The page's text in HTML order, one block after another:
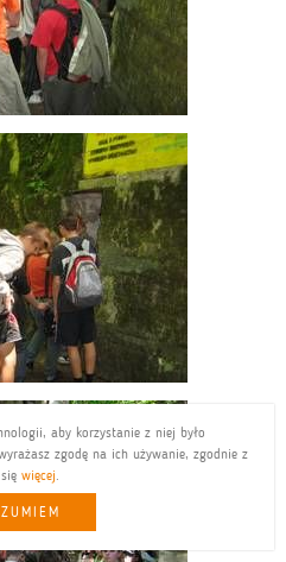
aby korzystanie z niej było
zgodę na ich używanie, zgodnie z
więcej.